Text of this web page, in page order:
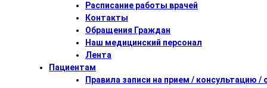
Расписание работы врачей
Контакты
Обращения Граждан
Наш медицинский персонал
Лента
Пациентам
Правила записи на прием / консультацию /